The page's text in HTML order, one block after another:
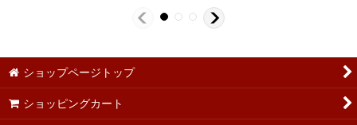
ショップページトップ
ショッピングカート